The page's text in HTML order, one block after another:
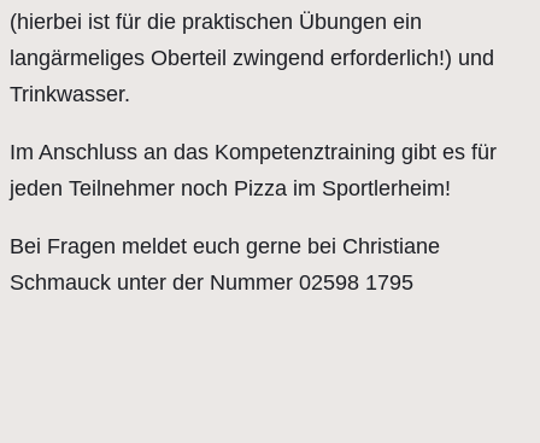
(hierbei ist für die praktischen Übungen ein
langärmeliges Oberteil zwingend erforderlich!) und
Trinkwasser.
Im Anschluss an das Kompetenztraining gibt es für
jeden Teilnehmer noch Pizza im Sportlerheim!
Bei Fragen meldet euch gerne bei Christiane
Schmauck unter der Nummer 02598 1795